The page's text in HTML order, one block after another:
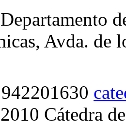
Departamento
Avda. de
2010 Cátedra